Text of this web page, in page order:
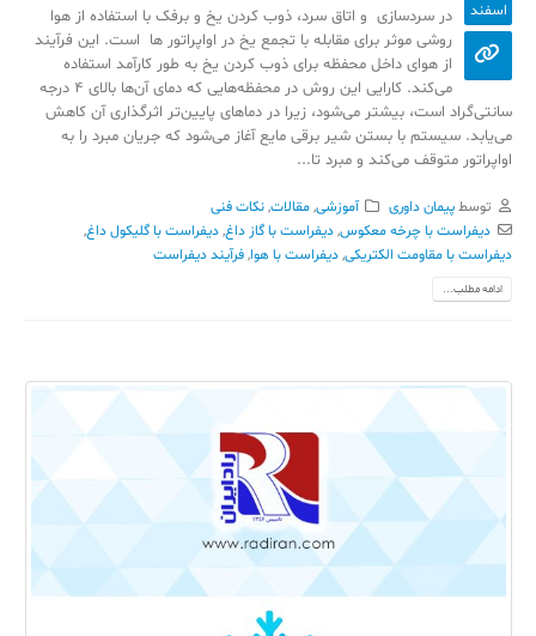
اسفند
در سردسازی و اتاق سرد، ذوب کردن یخ و برفک با استفاده از هوا
روشی موثر برای مقابله با تجمع یخ در اواپراتور ها است. این فرآیند
از هوای داخل محفظه برای ذوب کردن یخ به طور کارآمد استفاده
می‌کند. کارایی این روش در محفظه‌هایی که دمای آن‌ها بالای ۴ درجه
سانتی‌گراد است، بیشتر می‌شود، زیرا در دماهای پایین‌تر اثرگذاری آن کاهش
می‌یابد. سیستم با بستن شیر برقی مایع آغاز می‌شود که جریان مبرد را به
اواپراتور متوقف می‌کند و مبرد تا...
توسطپیمان داوری آموزشی,مقالات,نکات فنی
دیفراست با چرخه معکوس,دیفراست با گاز داغ,دیفراست با گلیکول داغ,
دیفراست با مقاومت الکتریکی,دیفراست با هوا,فرآیند دیفراست
ادامه مطلب...